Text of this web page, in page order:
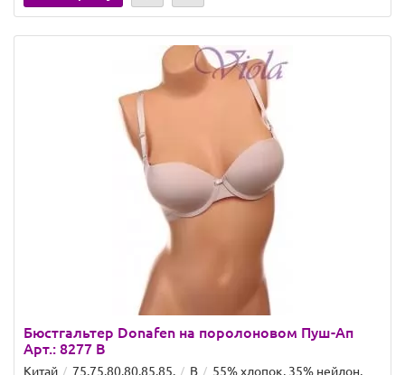
Бюстгальтер Donafen на поролоновом Пуш-Ап
Арт.: 8277 B
Китай 75.75.80.80.85.85. B
55% хлопок, 35% нейлон,